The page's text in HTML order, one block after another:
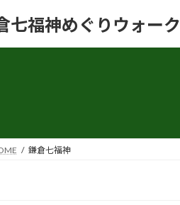
七福神めぐりウォーク
鎌倉七福神